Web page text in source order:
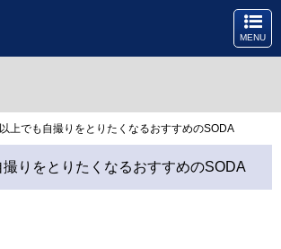
MENU
上でも自撮りをとりたくなるおすすめのSODA
りをとりたくなるおすすめのSODA